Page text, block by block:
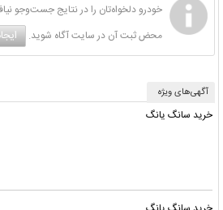
خودرو دلخواه‌تان را در نتایج جست‌وجو
محض ثبت آن در سایت آگاه شوید.
آگهی‌های ویژه
خرید سانگ یانگ